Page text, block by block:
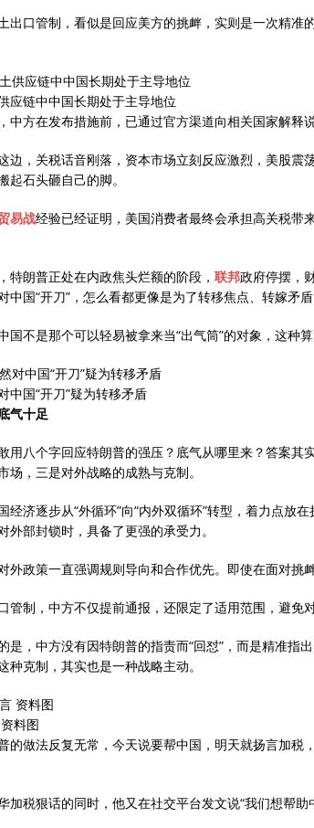
出口管制，看似是回应美方的挑衅，实则是一次精准
应链中中国长期处于主导地位
中方在发布措施前，已通过官方渠道向相关国家解释
边，关税话音刚落，资本市场立刻反应激烈，美股震
起石头砸自己的脚。
易战经验已经证明，美国消费者最终会承担高关税带
特朗普正处在内政焦头烂额的阶段， 联邦政府停摆，
中国“开刀”，怎么看都更像是为了转移焦点、转嫁矛盾
国不是那个可以轻易被拿来当“出气筒”的对象，这种
中国“开刀”疑为转移矛盾
气十足
用八个字回应特朗普的强压？底气从哪里来？答案其
场，三是对外战略的成熟与克制。
经济逐步从“外循环”向“内外双循环”转型，着力点放
外部封锁时，具备了更强的承受力。
外政策一直强调规则导向和合作优先。即使在面对挑
管制，中方不仅提前通报，还限定了适用范围，避免
是，中方没有因特朗普的指责而“回怼”，而是精准指
种克制，其实也是一种战略主动。
料图
的做法反复无常，今天说要帮中国，明天就扬言加税
加税狠话的同时，他又在社交平台发文说“我们想帮助